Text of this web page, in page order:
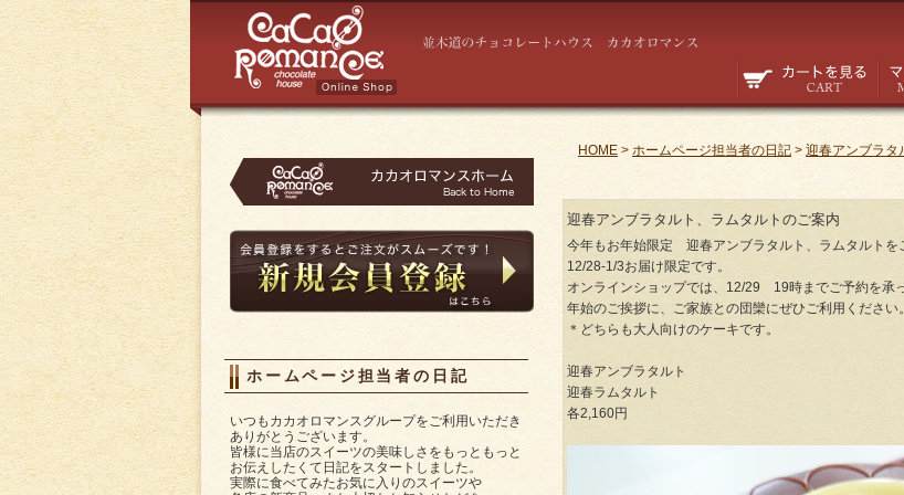
ホームページ担当者の日記
いつもカカオロマンスグループをご利用いただき
ありがとうございます。
皆様に当店のスイーツの美味しさをもっともっと
お伝えしたくて日記をスタートしました。
実際に食べてみたお気に入りのスイーツや
HOME > ホームページ担当者の日記 > 迎春アンブラタ
迎春アンブラタルト、ラムタルトのご案内
今年もお年始限定 迎春アンブラタルト、ラムタルトを
12/28-1/3お届け限定です。
オンラインショップでは、12/29 19時までご予約を承
年始のご挨拶に、ご家族との団欒にぜひご利用ください。
＊どちらも大人向けのケーキです。
迎春アンブラタルト
迎春ラムタルト
各2,160円